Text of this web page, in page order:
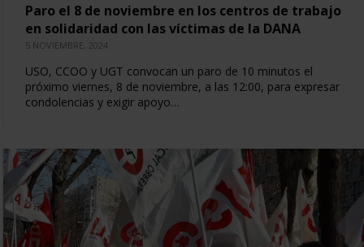
Paro el 8 de noviembre en los centros de trabajo
en solidaridad con las víctimas de la DANA
5 NOVIEMBRE, 2024
USO, CCOO y UGT convocan un paro de 10 minutos el
próximo viernes, 8 de noviembre, a las 12:00, para expresar
condolencias y exigir apoyo…